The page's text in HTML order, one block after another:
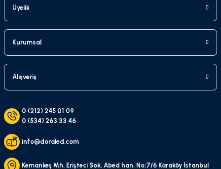
Üyelik
Kurumsal
Alışveriş
0 (212) 245 01 09
0 (534) 263 33 46
info@doraled.com
Kemankeş Mh. Erişteci Sok. Abed han. No:7/6 Karaköy İstanbul